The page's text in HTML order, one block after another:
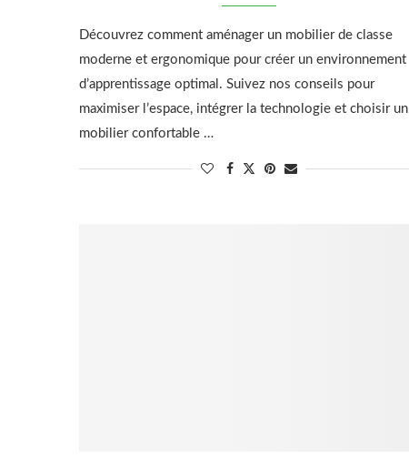
Découvrez comment aménager un mobilier de classe
moderne et ergonomique pour créer un environnement
d’apprentissage optimal. Suivez nos conseils pour
maximiser l’espace, intégrer la technologie et choisir un
mobilier confortable …